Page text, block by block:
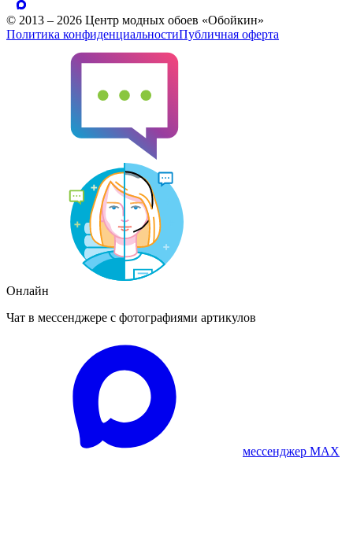
© 2013 – 2026 Центр модных обоев «Обойкин»
Политика конфиденциальностиПубличная оферта
Онлайн
Чат в мессенджере с фотографиями артикулов
мессенджер MAX